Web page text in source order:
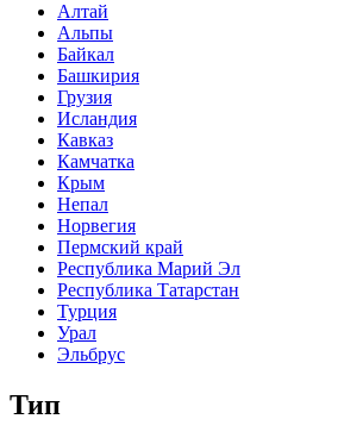
Алтай
Альпы
Байкал
Башкирия
Грузия
Исландия
Кавказ
Камчатка
Крым
Непал
Норвегия
Пермский край
Республика Марий Эл
Республика Татарстан
Турция
Урал
Эльбрус
Тип